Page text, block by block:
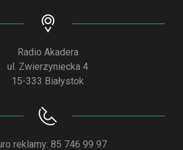
Radio Akadera
ul. Zwierzyniecka 4
15-333 Białystok
reklamy: 85 746 99 97